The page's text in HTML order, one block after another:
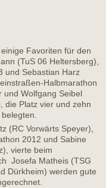
Favoriten für den
(TuS 06 Heltersberg),
und Sebastian Harz
Halbmarathon
und Wolfgang Seibel
die Platz vier und zehn
(RC Vorwärts Speyer),
2012 und Sabine
vierte beim
Josefa Matheis (TSG
Dürkheim) werden gute